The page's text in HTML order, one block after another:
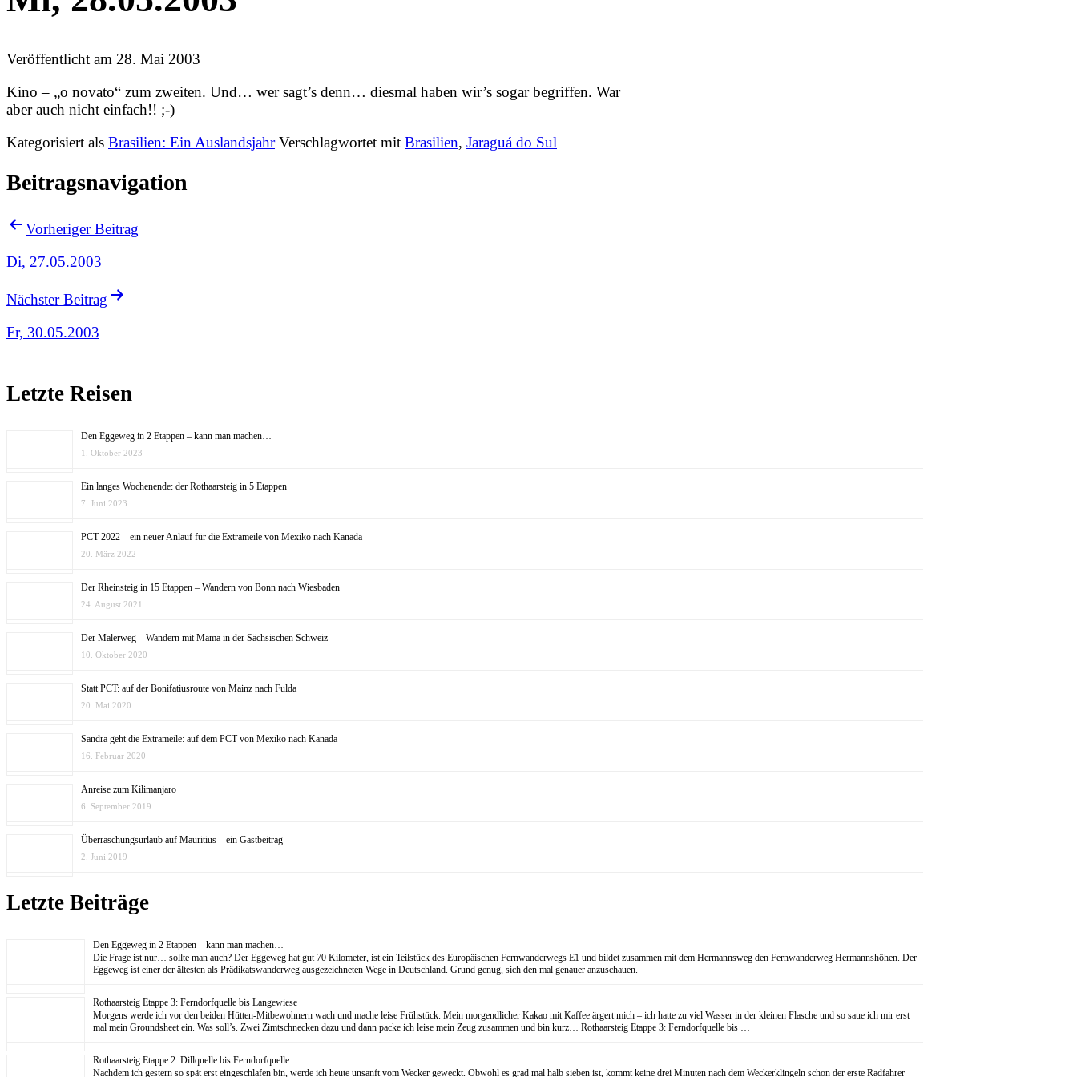
Veröffentlicht am 28. Mai 2003
Kino – „o novato“ zum zweiten. Und… wer sagt’s denn… diesmal haben wir’s sogar begriffen. War
aber auch nicht einfach!! ;-)
Kategorisiert als Brasilien: Ein Auslandsjahr Verschlagwortet mit Brasilien, Jaraguá do Sul
Beitragsnavigation
Vorheriger Beitrag
Di, 27.05.2003
Nächster Beitrag
Fr, 30.05.2003
Letzte Reisen
Den Eggeweg in 2 Etappen – kann man machen…
1. Oktober 2023
Ein langes Wochenende: der Rothaarsteig in 5 Etappen
7. Juni 2023
PCT 2022 – ein neuer Anlauf für die Extrameile von Mexiko nach Kanada
20. März 2022
Der Rheinsteig in 15 Etappen – Wandern von Bonn nach Wiesbaden
24. August 2021
Der Malerweg – Wandern mit Mama in der Sächsischen Schweiz
10. Oktober 2020
Statt PCT: auf der Bonifatiusroute von Mainz nach Fulda
20. Mai 2020
Sandra geht die Extrameile: auf dem PCT von Mexiko nach Kanada
16. Februar 2020
Anreise zum Kilimanjaro
6. September 2019
Überraschungsurlaub auf Mauritius – ein Gastbeitrag
2. Juni 2019
Letzte Beiträge
Den Eggeweg in 2 Etappen – kann man machen…
Die Frage ist nur… sollte man auch? Der Eggeweg hat gut 70 Kilometer, ist ein Teilstück des Europäischen Fernwanderwegs E1 und bildet zusammen mit dem Hermannsweg den Fernwanderweg Hermannshöhen. Der
Eggeweg ist einer der ältesten als Prädikatswanderweg ausgezeichneten Wege in Deutschland. Grund genug, sich den mal genauer anzuschauen.
Rothaarsteig Etappe 3: Ferndorfquelle bis Langewiese
Morgens werde ich vor den beiden Hütten-Mitbewohnern wach und mache leise Frühstück. Mein morgendlicher Kakao mit Kaffee ärgert mich – ich hatte zu viel Wasser in der kleinen Flasche und so saue ich mir erst
mal mein Groundsheet ein. Was soll’s. Zwei Zimtschnecken dazu und dann packe ich leise mein Zeug zusammen und bin kurz… Rothaarsteig Etappe 3: Ferndorfquelle bis …
Rothaarsteig Etappe 2: Dillquelle bis Ferndorfquelle
Nachdem ich gestern so spät erst eingeschlafen bin, werde ich heute unsanft vom Wecker geweckt. Obwohl es grad mal halb sieben ist, kommt keine drei Minuten nach dem Weckerklingeln schon der erste Radfahrer